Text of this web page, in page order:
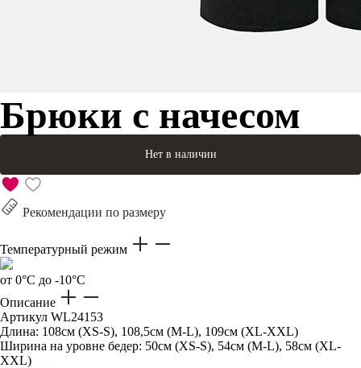
Брюки с начесом
Нет в наличии
Рекомендации по размеру
Температурный режим
от 0°C до -10°C
Описание
Артикул WL24153
Длина: 108см (XS-S), 108,5см (M-L), 109см (XL-XXL)
Ширина на уровне бедер: 50см (XS-S), 54см (M-L), 58см (XL-
XXL)